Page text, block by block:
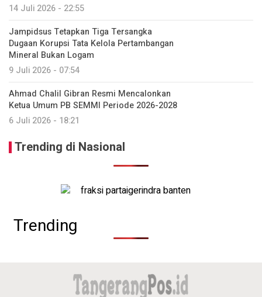
14 Juli 2026 - 22:55
Jampidsus Tetapkan Tiga Tersangka
Dugaan Korupsi Tata Kelola Pertambangan
Mineral Bukan Logam
9 Juli 2026 - 07:54
Ahmad Chalil Gibran Resmi Mencalonkan
Ketua Umum PB SEMMI Periode 2026-2028
6 Juli 2026 - 18:21
Trending di Nasional
Trending